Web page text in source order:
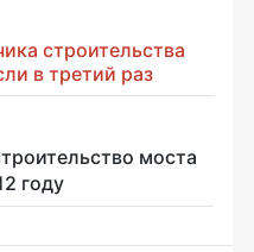
строительства
в третий раз
моста
году